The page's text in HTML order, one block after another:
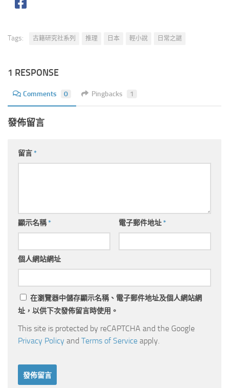
Tags: 古籍研究社系列 推理 日本 輕小說 日常之謎
1 RESPONSE
Comments 0 Pingbacks 1
發佈留言
留言*
顯示名稱* 電子郵件地址*
個人網站網址
在瀏覽器中儲存顯示名稱、電子郵件地址及個人網站網
址，以供下次發佈留言時使用。
This site is protected by reCAPTCHA and the Google
Privacy Policy and Terms of Service apply.